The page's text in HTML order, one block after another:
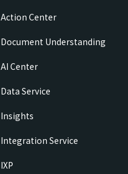
Action Center
Document Understanding
AI Center
Data Service
Insights
Integration Service
IXP